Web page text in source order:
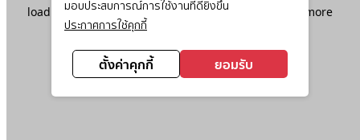
มอบประสบการณ์การใช้งานที่ดียิ่งขึ้น
ประกาศการใช้คุกกี้
ตั้งค่าคุกกี้ ยอมรับ
loadingwww.ktc.co.th(see the browser console
for more
information).